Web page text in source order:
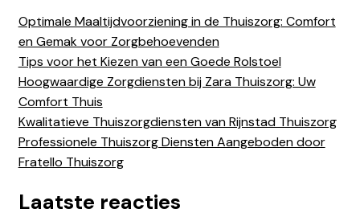
Optimale Maaltijdvoorziening in de Thuiszorg: Comfort
en Gemak voor Zorgbehoevenden
Tips voor het Kiezen van een Goede Rolstoel
Hoogwaardige Zorgdiensten bij Zara Thuiszorg: Uw
Comfort Thuis
Kwalitatieve Thuiszorgdiensten van Rijnstad Thuiszorg
Professionele Thuiszorg Diensten Aangeboden door
Fratello Thuiszorg
Laatste reacties